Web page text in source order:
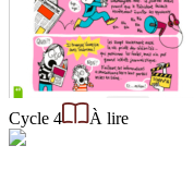
Cycle 4 À lire